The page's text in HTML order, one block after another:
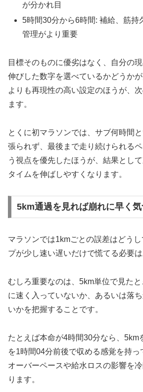
が分かれ目
5時間30分から6時間: 補給、筋持
管理がより重要
目標そのものに優劣はなく、自分の
伸びした数字を選べているかどうか
よりも再現性の高い設定のほうが、
ます。
とくに初マラソンでは、サブ何時間
張られず、最後まで走り続けられる
う視点を優先したほうが、結果とし
タイムを伸ばしやすくなります。
5km通過を見れば崩れに早く
マラソンでは1kmごとの誤差はどう
プが少し速い遅いだけで慌てる必要は
むしろ重要なのは、5km単位で見た
に速く入っていないか、あるいは落
いかを把握することです。
たとえば本命が4時間30分なら、5km
を1時間04分前後で収める感覚を持
オーバーペースや給水ロスの影響を
ります。